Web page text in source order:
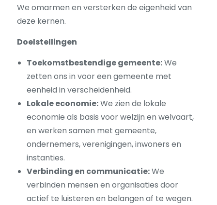
We omarmen en versterken de eigenheid van
deze kernen.
Doelstellingen
Toekomstbestendige gemeente:We
zetten ons in voor een gemeente met
eenheid in verscheidenheid.
Lokale economie:We zien de lokale
economie als basis voor welzijn en welvaart,
en werken samen met gemeente,
ondernemers, verenigingen, inwoners en
instanties.
Verbinding en communicatie:We
verbinden mensen en organisaties door
actief te luisteren en belangen af te wegen.